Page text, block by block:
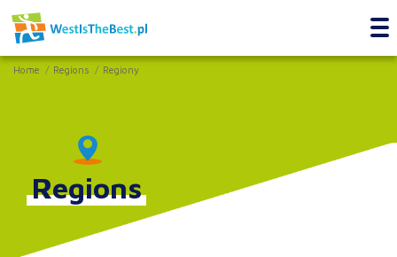
Home Regions Regiony
Regions